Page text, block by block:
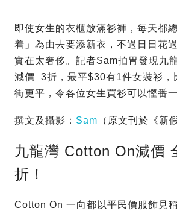
即使女生的衣櫃放滿衫褲，每天都
着」為由去要添新衣，不過日日花
實在太奢侈。記者Sam拍胃發現九
減價 3折，最平$30有1件女裝衫，
街更平，令各位女生買衫可以慳番一
撰文及攝影： Sam （原文刊於《新
九龍灣 Cotton On減價
折！
Cotton On 一向都以平民價服飾見